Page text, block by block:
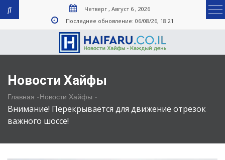
Четверг , Август 6 , 2026
Последнее обновление: 06/08/26, 18:21
Новости Хайфы
Главная -Новости Хайфы -
Внимание! Перекрывается для движение отрезок
важного шоссе!